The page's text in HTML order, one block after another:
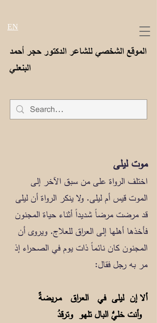
الموقع الشخصي للشاعر الدكتور حجر أحمد
البنعلي
EN
موت ليلى
اختلف الرواة على من سبق الآخر إلى
الموت قيس أم ليلى. ولا ينكر الرواة أن ليلى
قد مرضت مرضاً شديداً أثناء حياة المجنون
فأخذها أهلها إلى العراق للعلاج. ويروى أن
المجنون كان نائماً ذات يوم في الصحراء إذ
مر به رجل فقال:
ألا إن ليلى في العراق مــريضةٌ
وأنت خليُّ البال تلهو وترقدُ